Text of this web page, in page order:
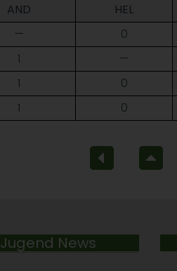
AND HEL
— 0
1 —
1 0
1 0
Jugend News